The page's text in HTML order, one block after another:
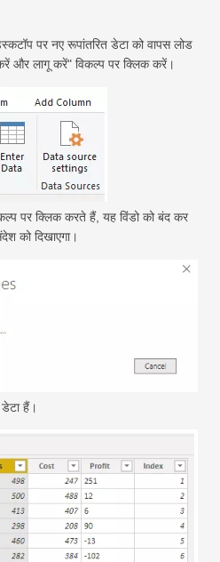
पर नए रूपांतरित डेटा को वापस लोड
और लागू करें" विकल्प पर क्लिक करें।
पर क्लिक करते हैं, यह विंडो को बंद कर
को दिखाएगा।
हैं।